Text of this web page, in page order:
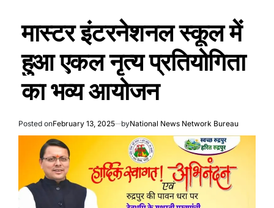
मास्टर इंटरनेशनल स्कूल में
हुआ एकल नृत्य प्रतियोगिता
का भव्य आयोजन
Posted onFebruary 13, 2025 byNational News Network Bureau